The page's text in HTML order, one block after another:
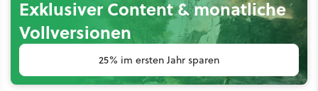
Exklusiver Content & monatliche
Vollversionen
25% im ersten Jahr sparen